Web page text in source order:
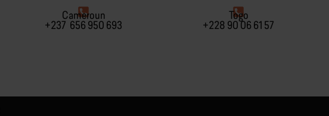
Cameroun
+237 656 950 693
Togo
+228 90 06 61 57